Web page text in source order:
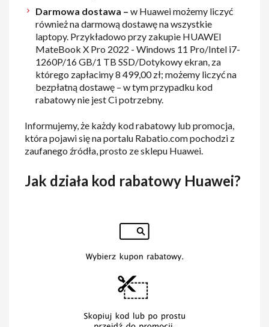
Darmowa dostawa – w Huawei możemy liczyć
również na darmową dostawę na wszystkie
laptopy. Przykładowo przy zakupie HUAWEI
MateBook X Pro 2022 - Windows 11 Pro/Intel i7-
1260P/16 GB/1 TB SSD/Dotykowy ekran, za
którego zapłacimy 8 499,00 zł; możemy liczyć na
bezpłatną dostawę – w tym przypadku kod
rabatowy nie jest Ci potrzebny.
Informujemy, że każdy kod rabatowy lub promocja,
która pojawi się na portalu Rabatio.com pochodzi z
zaufanego źródła, prosto ze sklepu Huawei.
Jak działa kod rabatowy Huawei?